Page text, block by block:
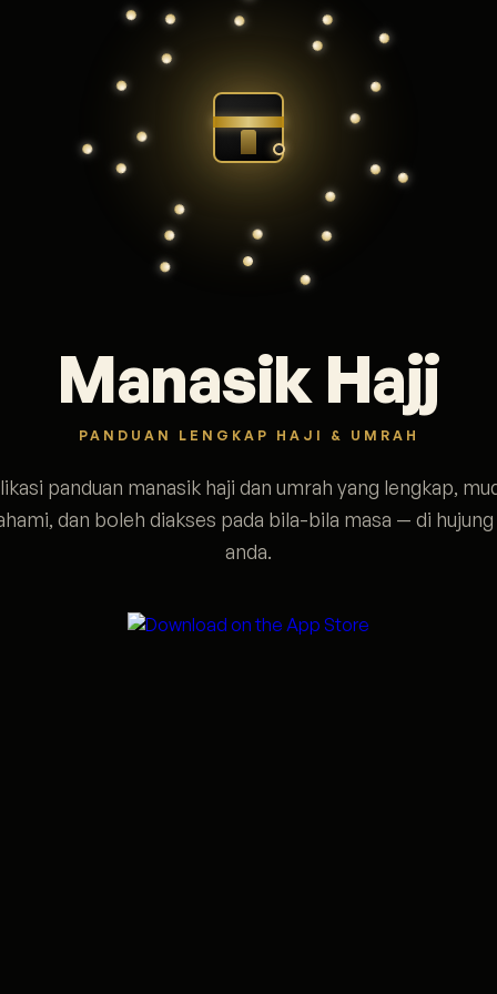
Manasik Hajj
PANDUAN LENGKAP HAJI & UMRAH
panduan manasik haji dan umrah yang lengkap,
dan boleh diakses pada bila-bila masa — di
anda.